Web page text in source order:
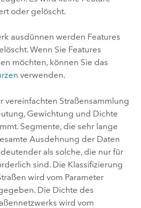
oder gelöscht.
ausdünnen werden Features
Wenn Sie Features
möchten, können Sie das
verwenden.
vereinfachten Straßensammlung
Gewichtung und Dichte
Segmente, die sehr lange
Ausdehnung der Daten
als solche, die nur für
sind. Die Klassifizierung
wird vom Parameter
Die Dichte des
wird vom